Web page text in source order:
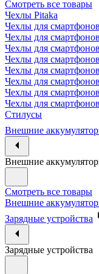
Смотреть все товары
Чехлы Pitaka
Чехлы для
Чехлы для
Чехлы для
Чехлы для
Чехлы для
Чехлы для
Чехлы для
Чехлы для
Стилусы
Внешние
Внешние
Смотреть все товары
Внешние
Зарядные устройства
Зарядные устройства